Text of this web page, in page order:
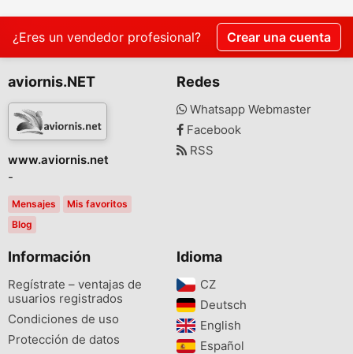
¿Eres un vendedor profesional? Crear una cuenta
aviornis.NET
www.aviornis.net
-
Mensajes
Mis favoritos
Blog
Redes
Whatsapp Webmaster
Facebook
RSS
Información
Regístrate – ventajas de
usuarios registrados
Condiciones de uso
Protección de datos
Idioma
CZ‎
Deutsch‎
English‎
Español‎